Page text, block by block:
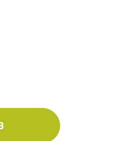
ein oder